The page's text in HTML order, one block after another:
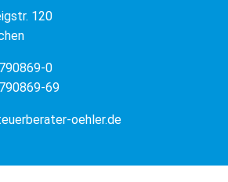
120
0
69
oehler.de